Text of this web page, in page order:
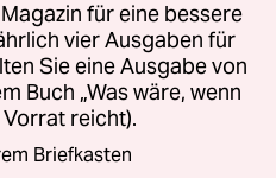
für eine bessere
vier Ausgaben für
Sie eine Ausgabe von
Buch „Was wäre, wenn
reicht).
Briefkasten